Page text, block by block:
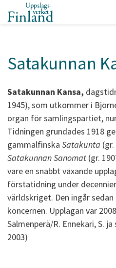
Satakunnan
Satakunnan Kansa,
1945), som utkommer i
organ för samlingspartiet,
Tidningen grundades 1918
gammalfinska Satakunta
Satakunnan Sanomat (gr.
vare en snabbt växande
förstatidning under
världskriget. Den ingår sedan
koncernen. Upplagan var
Salmenperä/R. Ennekari, S.
2003)